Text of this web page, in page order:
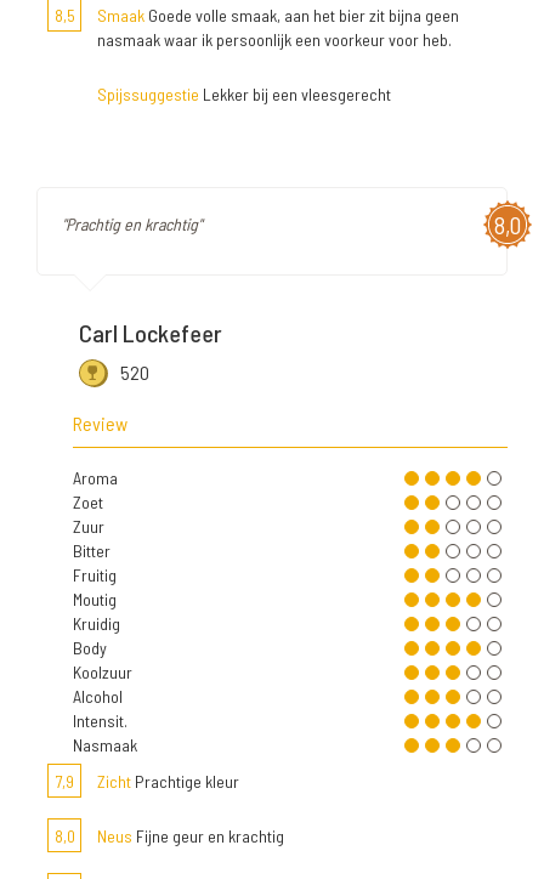
8,5 Smaak Goede volle smaak, aan het bier zit bijna geen
nasmaak waar ik persoonlijk een voorkeur voor heb.
Spijssuggestie Lekker bij een vleesgerecht
8,0
"Prachtig en krachtig"
Carl Lockefeer
520
Review
Aroma
Zoet
Zuur
Bitter
Fruitig
Moutig
Kruidig
Body
Koolzuur
Alcohol
Intensit.
Nasmaak
7,9
Zicht Prachtige kleur
8,0 Neus Fijne geur en krachtig